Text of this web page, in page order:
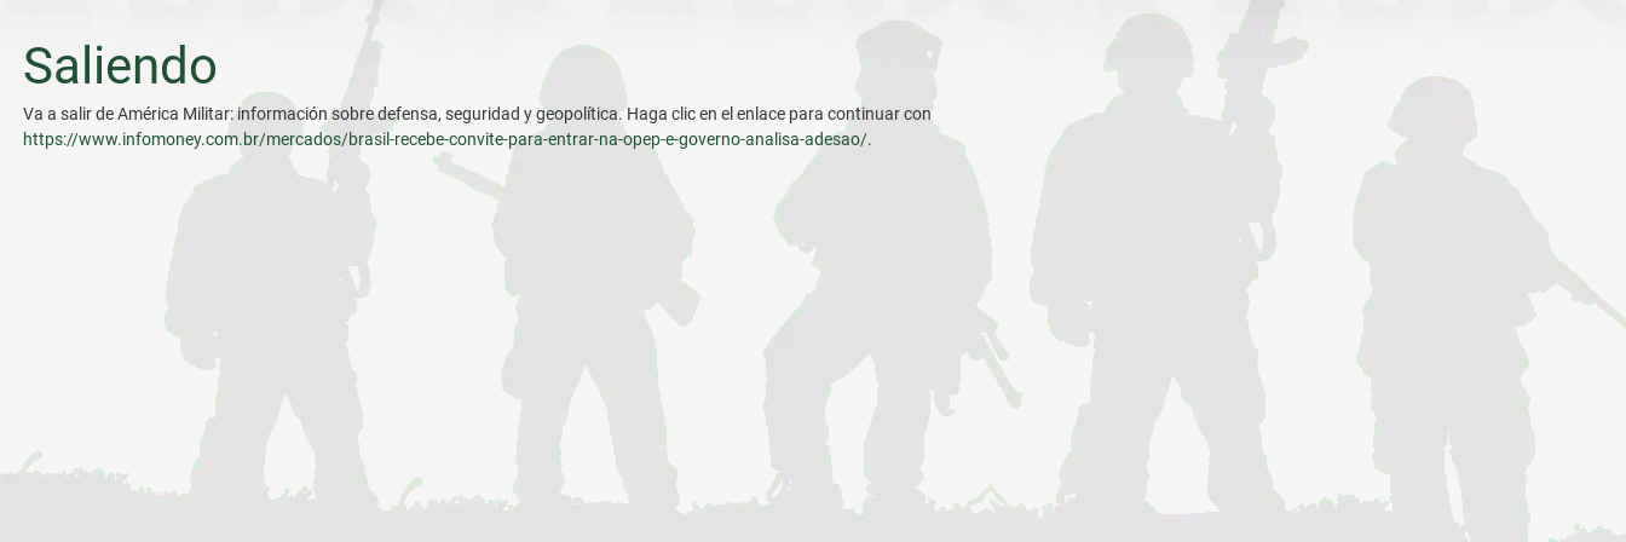
Saliendo
Va a salir de América Militar: información sobre defensa, seguridad y geopolítica. Haga clic en el enlace para continuar con
https://www.infomoney.com.br/mercados/brasil-recebe-convite-para-entrar-na-opep-e-governo-analisa-adesao/.